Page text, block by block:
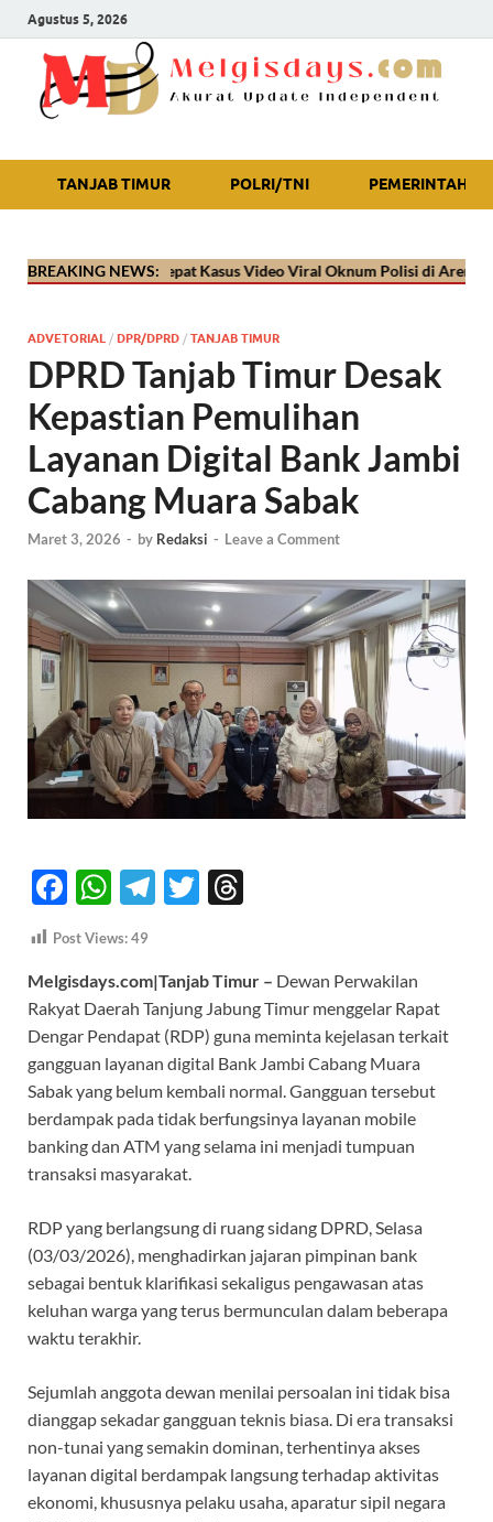
Agustus 5, 2026
Akurat Update Independent
TANJAB TIMUR POLRI/TNI PEMERINTAH
BREAKING NEWS:
Cepat Kasus Video Viral Oknum Polisi di Arena Sabung
ADVETORIAL / DPR/DPRD / TANJAB TIMUR
DPRD Tanjab Timur Desak
Kepastian Pemulihan
Layanan Digital Bank Jambi
Cabang Muara Sabak
Maret 3, 2026 - by Redaksi - Leave a Comment
F
ac
e
b
o
o
k
W
at
s
A
p
p
T
gr
a
m
T
er a
ds
Post Views:49
Melgisdays.com|Tanjab Timur – Dewan Perwakilan
Rakyat Daerah Tanjung Jabung Timur menggelar Rapat
Dengar Pendapat (RDP) guna meminta kejelasan terkait
gangguan layanan digital Bank Jambi Cabang Muara
Sabak yang belum kembali normal. Gangguan tersebut
berdampak pada tidak berfungsinya layanan mobile
banking dan ATM yang selama ini menjadi tumpuan
transaksi masyarakat.
RDP yang berlangsung di ruang sidang DPRD, Selasa
(03/03/2026), menghadirkan jajaran pimpinan bank
sebagai bentuk klarifikasi sekaligus pengawasan atas
keluhan warga yang terus bermunculan dalam beberapa
waktu terakhir.
Sejumlah anggota dewan menilai persoalan ini tidak bisa
dianggap sekadar gangguan teknis biasa. Di era transaksi
non-tunai yang semakin dominan, terhentinya akses
layanan digital berdampak langsung terhadap aktivitas
ekonomi, khususnya pelaku usaha, aparatur sipil negara